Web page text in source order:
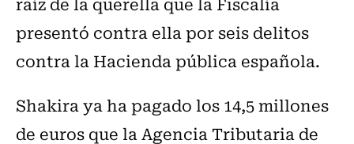
presentó contra ella por seis delitos
contra la Hacienda pública española.
Shakira ya ha pagado los 14,5 millones
de euros que la Agencia Tributaria de